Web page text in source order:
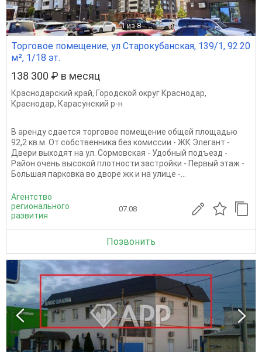
1 из 8
Торговое помещение, ул Старокубанская, 139/1, 92.20
м², 1/18 эт.
138 300 ₽ в месяц
Краснодарский край, Городской округ Краснодар,
Краснодар, Карасунский р-н
В аренду сдается торговое помещение общей площадью
92,2 кв.м. От собственника без комиссии - ЖК Элегант -
Двери выходят на ул. Сормовская - Удобный подъезд -
Район очень высокой плотности застройки - Первый этаж -
Большая парковка во дворе жк и на улице -...
Агентство
регионального
развития
07.08
Позвонить